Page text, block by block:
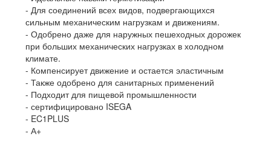
Для соединений всех видов, подвергающихся
сильным механическим нагрузкам и движениям.
Одобрено даже для наружных пешеходных дорожек
при больших механических нагрузках в холодном
климате.
Компенсирует движение и остается эластичным
Также одобрено для санитарных применений
Подходит для пищевой промышленности
сертифицировано ISEGA
EC1PLUS
А+